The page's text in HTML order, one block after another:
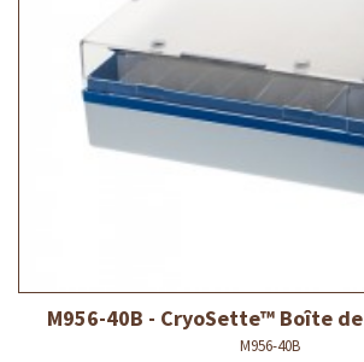
M956-40B - CryoSette™ Boîte
M956-40B